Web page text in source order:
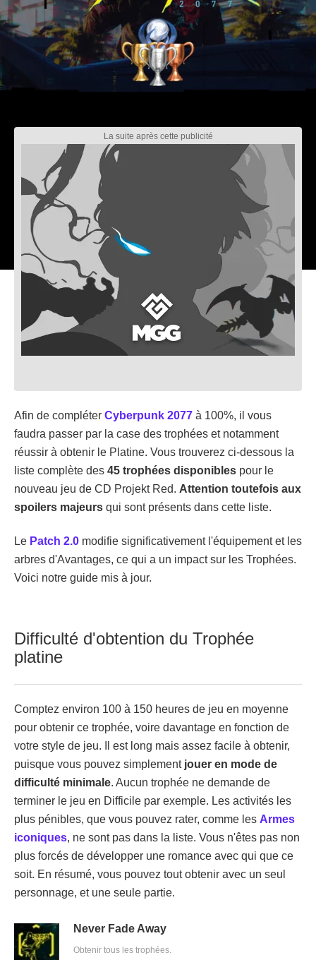
Afin de compléter Cyberpunk 2077 à 100%, il vous
faudra passer par la case des trophées et notamment
réussir à obtenir le Platine. Vous trouverez ci-dessous la
liste complète des 45 trophées disponibles pour le
nouveau jeu de CD Projekt Red. Attention toutefois aux
spoilers majeurs qui sont présents dans cette liste.
Le Patch 2.0 modifie significativement l'équipement et les
arbres d'Avantages, ce qui a un impact sur les Trophées.
Voici notre guide mis à jour.
Difficulté d'obtention du Trophée
platine
Comptez environ 100 à 150 heures de jeu en moyenne
pour obtenir ce trophée, voire davantage en fonction de
votre style de jeu. Il est long mais assez facile à obtenir,
puisque vous pouvez simplement jouer en mode de
difficulté minimale. Aucun trophée ne demande de
terminer le jeu en Difficile par exemple. Les activités les
plus pénibles, que vous pouvez rater, comme les Armes
iconiques, ne sont pas dans la liste. Vous n'êtes pas non
plus forcés de développer une romance avec qui que ce
soit. En résumé, vous pouvez tout obtenir avec un seul
personnage, et une seule partie.
Never Fade Away
Obtenir tous les trophées.